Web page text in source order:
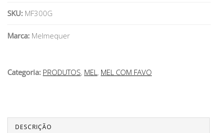
SKU: MF300G
Marca: Melmequer
Categoria: PRODUTOS, MEL , MEL COM FAVO
DESCRIÇÃO